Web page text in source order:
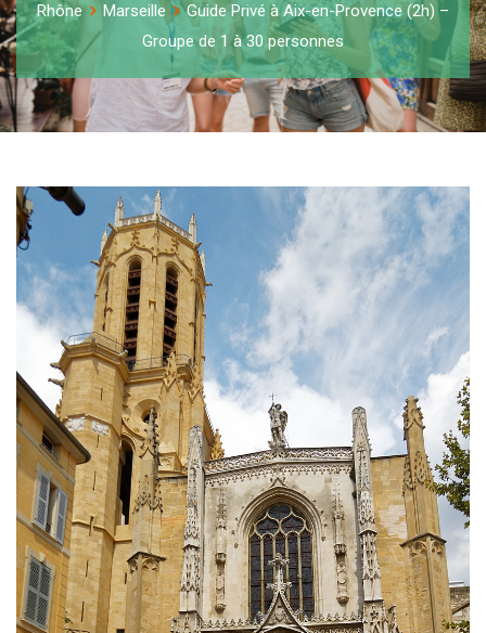
Rhône
Marseille
Guide Privé à Aix-en-Provence (2h) –
Groupe de 1 à 30 personnes